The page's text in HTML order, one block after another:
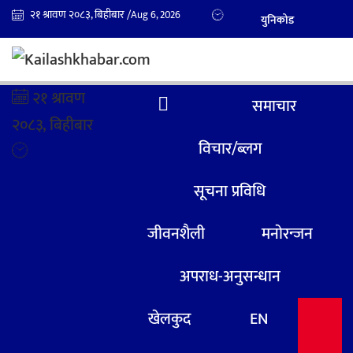
२१ श्रावण २०८३, बिहीबार /Aug 6, 2026 युनिकोड
२१ श्रावण
२०८३, बिहीबार
समाचार
विचार/ब्लग
सूचना प्रविधि
जीवनशैली
मनाेरन्जन
अपराध-अनुसन्धान
खेलकुद
EN